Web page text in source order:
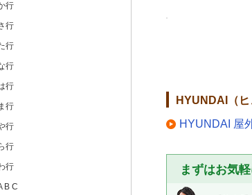
HYUNDAI（
HYUNDAI 屋
まずはお気
行
行
行
行
行
行
行
行
行
B C